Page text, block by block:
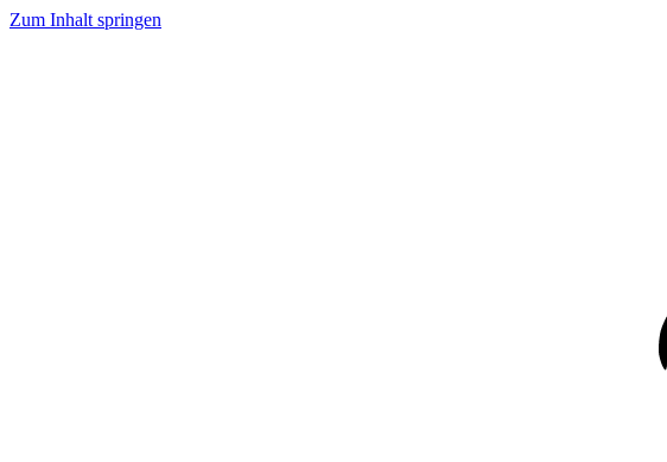
Zum Inhalt springen